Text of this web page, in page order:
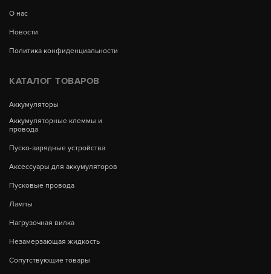
О нас
Новости
Политика конфиденциальности
КАТАЛОГ ТОВАРОВ
Аккумуляторы
Аккумуляторные клеммы и
провода
Пуско-зарядные устройства
Аксессуары для аккумуляторов
Пусковые провода
Лампы
Нагрузочная вилка
Незамерзающая жидкость
Сопутствующие товары